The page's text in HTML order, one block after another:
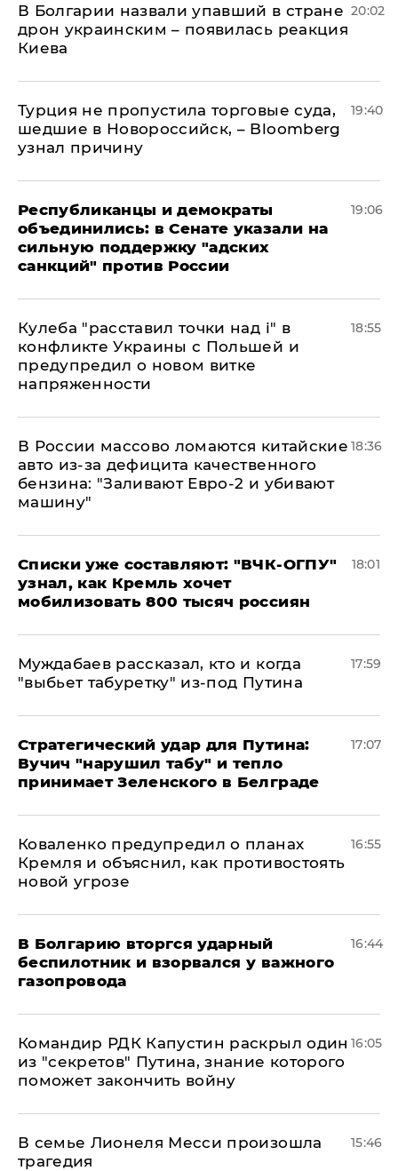
В Болгарии назвали упавший в стране
дрон украинским – появилась реакция
Киева
20:02
Турция не пропустила торговые суда,
шедшие в Новороссийск, – Bloomberg
узнал причину
19:40
Республиканцы и демократы
объединились: в Сенате указали на
сильную поддержку "адских
санкций" против России
19:06
Кулеба "расставил точки над і" в
конфликте Украины с Польшей и
предупредил о новом витке
напряженности
18:55
В России массово ломаются китайские
авто из-за дефицита качественного
бензина: "Заливают Евро-2 и убивают
машину"
18:36
Списки уже составляют: "ВЧК-ОГПУ"
узнал, как Кремль хочет
мобилизовать 800 тысяч россиян
18:01
Муждабаев рассказал, кто и когда
"выбьет табуретку" из-под Путина
17:59
Стратегический удар для Путина:
Вучич "нарушил табу" и тепло
принимает Зеленского в Белграде
17:07
Коваленко предупредил о планах
Кремля и объяснил, как противостоять
новой угрозе
16:55
В Болгарию вторгся ударный
беспилотник и взорвался у важного
газопровода
16:44
Командир РДК Капустин раскрыл один
из "секретов" Путина, знание которого
поможет закончить войну
16:05
В семье Лионеля Месси произошла
трагедия
15:46